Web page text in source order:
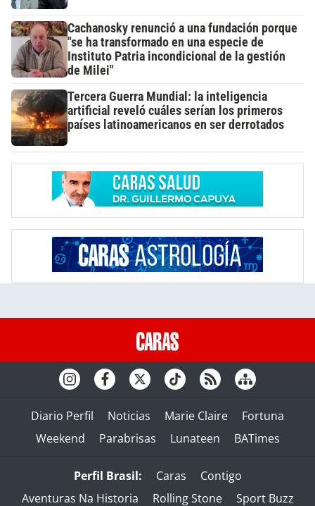
Cachanosky renunció a una fundación porque
"se ha transformado en una especie de
Instituto Patria incondicional de la gestión
de Milei"
Tercera Guerra Mundial: la inteligencia
artificial reveló cuáles serían los primeros
países latinoamericanos en ser derrotados
Diario Perfil Noticias Marie Claire
Fortuna
Weekend
Parabrisas Lunateen BATimes
Perfil Brasil: Caras
Contigo
Aventuras Na Historia
Rolling Stone Sport Buzz